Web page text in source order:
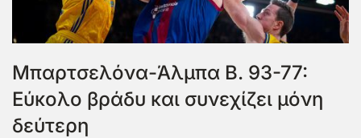
Μπαρτσελόνα-Άλμπα Β. 93-77:
Eύκολο βράδυ και συνεχίζει μόνη
δεύτερη